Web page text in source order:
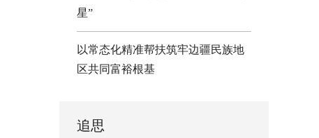
星”
以常态化精准帮扶筑牢边疆民族地
区共同富裕根基
追思